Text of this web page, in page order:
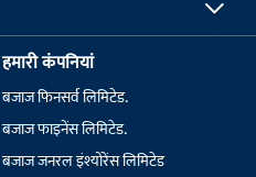
हमारी कंपनियां
बजाज फिनसर्व लिमिटेड.
बजाज फाइनेंस लिमिटेड.
बजाज जनरल इंश्योरेंस लिमिटेड